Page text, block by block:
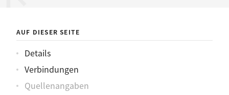
AUF DIESER SEITE
Details
Verbindungen
Quellenangaben